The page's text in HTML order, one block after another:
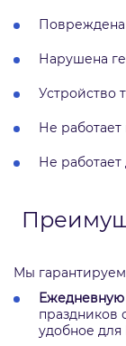
Повреждена
Нарушена
Устройство
Не работает
Не
Мы
праздников
удобное